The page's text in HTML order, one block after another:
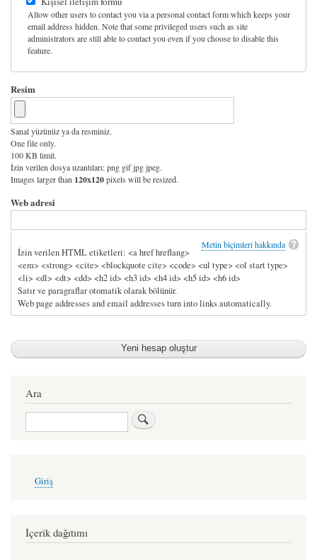
Allow other users to contact you via a personal contact form which keeps your
email address hidden. Note that some privileged users such as site
administrators are still able to contact you even if you choose to disable this
feature.
Resim
Sanal yüzünüz ya da resminiz.
One file only.
100 KB limit.
İzin verilen dosya uzantıları: png gif jpg jpeg.
Images larger than 120x120pixels will be resized.
Web adresi
Metin biçimleri hakkında
İzin verilen HTML etiketleri: <a href hreflang>
<em> <strong> <cite> <blockquote cite> <code> <ul type> <ol start type>
<li> <dl> <dt> <dd> <h2 id> <h3 id> <h4 id> <h5 id> <h6 id>
Satır ve paragraflar otomatik olarak bölünür.
Web page addresses and email addresses turn into links automatically.
Ara
Ara
account
Giriş
İçerik dağıtımı